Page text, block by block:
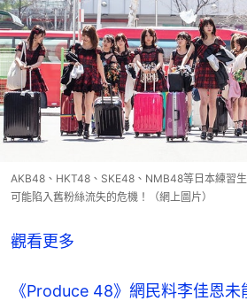
AKB48、HKT48、SKE48、NMB48等日本練習
可能陷入舊粉絲流失的危機！（網上圖片）
觀看更多
《Produce 48》網民料李佳恩